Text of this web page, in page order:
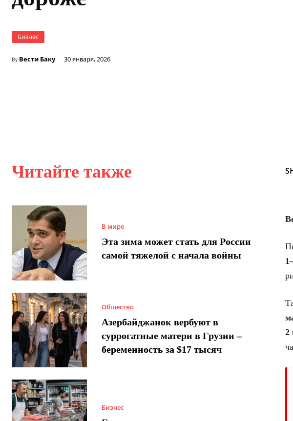
Бизнес
By Вести Баку 30 января, 2026
Читайте также
В мире
Эта зима может стать для России
самой тяжелой с начала войны
Общество
Азербайджанок вербуют в
суррогатные матери в Грузии –
беременность за $17 тысяч
Бизнес
2